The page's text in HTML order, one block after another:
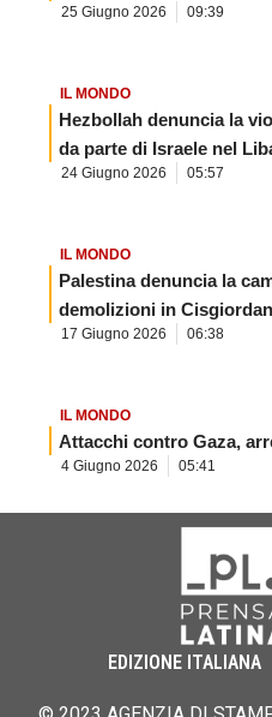
25 Giugno 2026 09:39
IL MONDO
Hezbollah denuncia la
da parte di Israele nel
24 Giugno 2026 05:57
IL MONDO
Palestina denuncia la
demolizioni in
17 Giugno 2026 06:38
IL MONDO
Attacchi contro Gaza,
4 Giugno 2026 05:41
EDIZIONE ITALIANA